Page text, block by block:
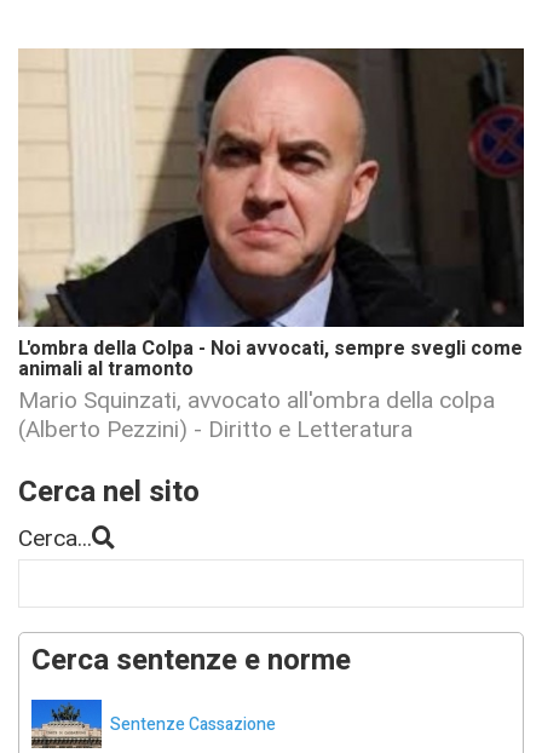
L'ombra della Colpa - Noi avvocati, sempre svegli come
animali al tramonto
Mario Squinzati, avvocato all'ombra della colpa
(Alberto Pezzini) - Diritto e Letteratura
Cerca nel sito
Cerca...
Cerca sentenze e norme
Sentenze Cassazione